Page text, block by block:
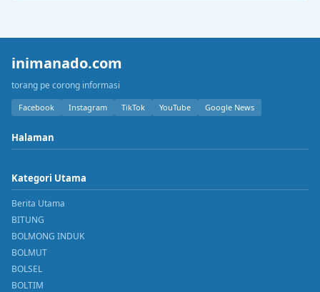
inimanado.com
torang pe corong informasi
Facebook Instagram TikTok YouTube Google News
Halaman
Kategori Utama
Berita Utama
BITUNG
BOLMONG INDUK
BOLMUT
BOLSEL
BOLTIM